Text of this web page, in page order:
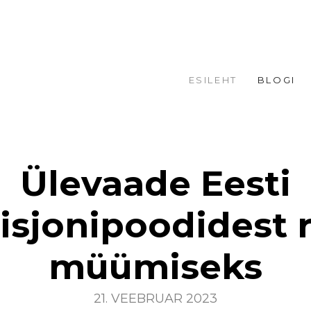
ESILEHT BLOGI
Ülevaade Eesti
müümiseks
21. VEEBRUAR 2023